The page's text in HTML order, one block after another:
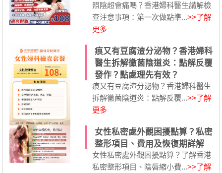
照陰超會痛嗎？香港婦科醫生講解檢
查注意事項：第一次做點準...>>了解
更多
痕又有豆腐渣分泌物？香港婦科
醫生拆解黴菌陰道炎：點解反覆
發作？點處理先有效？
痕又有豆腐渣分泌物？香港婦科醫生
拆解黴菌陰道炎：點解反覆...>>了解
更多
女性私密處外觀困擾點算？私密
整形項目、費用及恢復期詳解
女性私密處外觀困擾點算？了解香港
私密整形項目、陰唇縮小費...>>了解